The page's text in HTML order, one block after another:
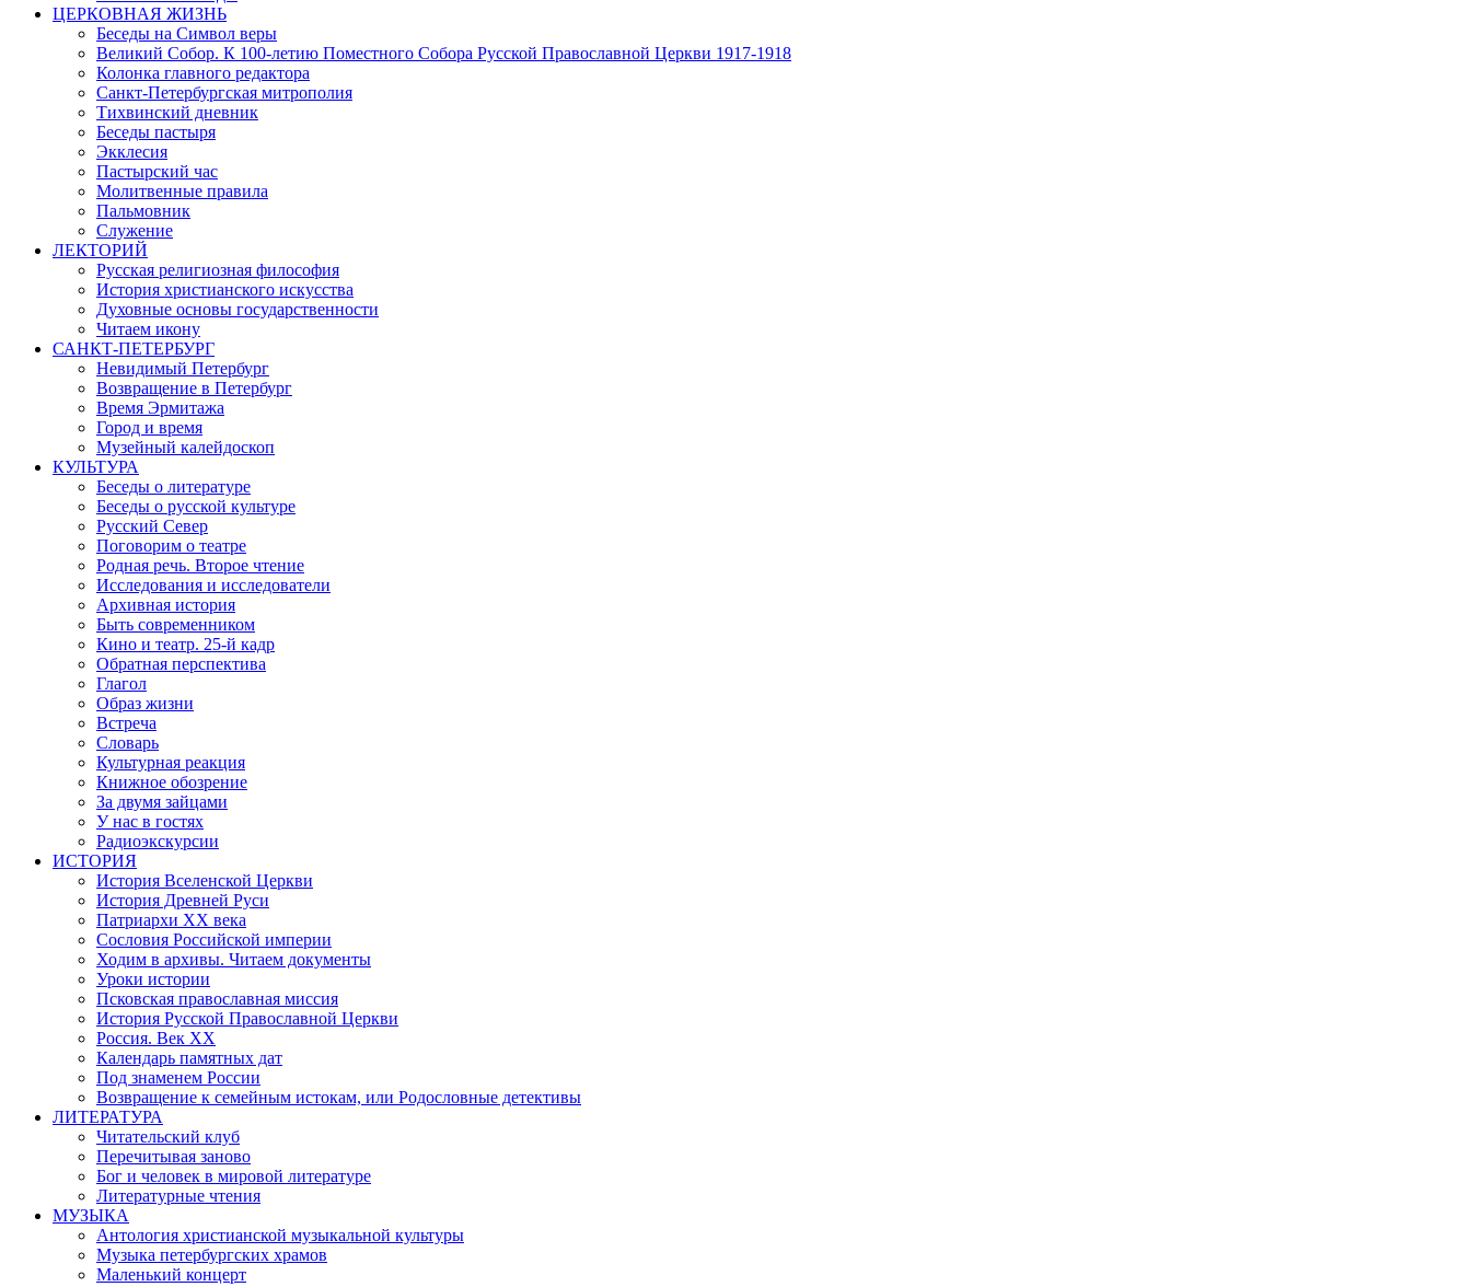
ЦЕРКОВНАЯ ЖИЗНЬ
Беседы на Символ веры
Великий Собор. К 100-летию Поместного Собора Русской Православной Церкви 1917-1918
Колонка главного редактора
Санкт-Петербургская митрополия
Тихвинский дневник
Беседы пастыря
Экклесия
Пастырский час
Молитвенные правила
Пальмовник
Служение
ЛЕКТОРИЙ
Русская религиозная философия
История христианского искусства
Духовные основы государственности
Читаем икону
САНКТ-ПЕТЕРБУРГ
Невидимый Петербург
Возвращение в Петербург
Время Эрмитажа
Город и время
Музейный калейдоскоп
КУЛЬТУРА
Беседы о литературе
Беседы о русской культуре
Русский Север
Поговорим о театре
Родная речь. Второе чтение
Исследования и исследователи
Архивная история
Быть современником
Кино и театр. 25-й кадр
Обратная перспектива
Глагол
Образ жизни
Встреча
Словарь
Культурная реакция
Книжное обозрение
За двумя зайцами
У нас в гостях
Радиоэкскурсии
ИСТОРИЯ
История Вселенской Церкви
История Древней Руси
Патриархи XX века
Сословия Российской империи
Ходим в архивы. Читаем документы
Уроки истории
Псковская православная миссия
История Русской Православной Церкви
Россия. Век ХХ
Календарь памятных дат
Под знаменем России
Возвращение к семейным истокам, или Родословные детективы
ЛИТЕРАТУРА
Читательский клуб
Перечитывая заново
Бог и человек в мировой литературе
Литературные чтения
МУЗЫКА
Антология христианской музыкальной культуры
Музыка петербургских храмов
Маленький концерт